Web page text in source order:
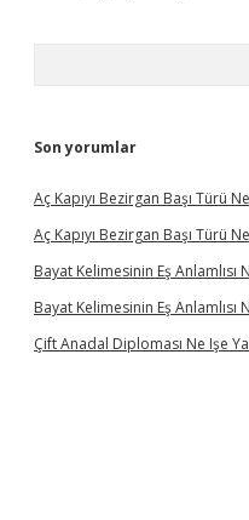
Son yorumlar
Aç Kapıyı Bezirgan Başı Türü
Aç Kapıyı Bezirgan Başı Türü
Bayat Kelimesinin Eş Anlamlısı
Bayat Kelimesinin Eş Anlamlısı
Çift Anadal Diploması Ne Işe